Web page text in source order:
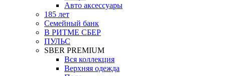
Авто аксессуары
185 лет
Семейный банк
В РИТМЕ СБЕР
ПУЛЬС
SBER PREMIUM
Вся коллекция
Верхняя одежда